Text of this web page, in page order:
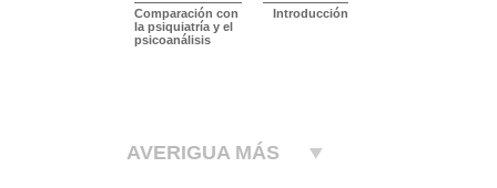
Comparación con
la psiquiatría y el
psicoanálisis
Introducción
AVERIGUA MÁS